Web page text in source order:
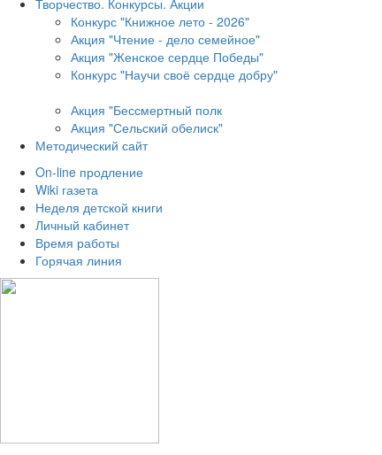
Творчество. Конкурсы. Акции
Конкурс "Книжное лето - 2026"
Акция "Чтение - дело семейное"
Акция "Женское сердце Победы"
Конкурс "Научи своё сердце добру"
Акция "Бессмертный полк
Акция "Сельский обелиск"
Методический сайт
On-line продление
Wiki газета
Неделя детской книги
Личный кабинет
Время работы
Горячая линия